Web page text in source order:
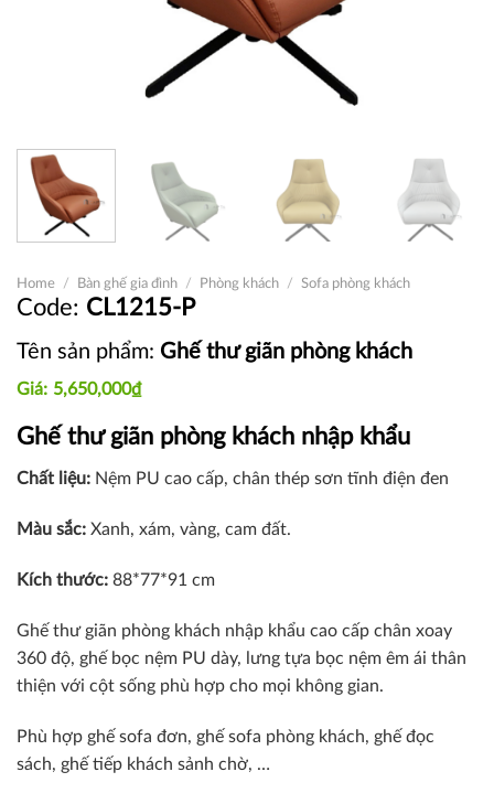
Home / Bàn ghế gia đình / Phòng khách / Sofa phòng khách
CL1215-P
Tên sản phẩm: Ghế thư giãn phòng khách
5,650,000₫
Ghế thư giãn phòng khách nhập khẩu
Chất liệu: Nệm PU cao cấp, chân thép sơn tĩnh điện đen
Màu sắc: Xanh, xám, vàng, cam đất.
Kích thước: 88*77*91 cm
Ghế thư giãn phòng khách nhập khẩu cao cấp chân xoay
360 độ, ghế bọc nệm PU dày, lưng tựa bọc nệm êm ái thân
thiện với cột sống phù hợp cho mọi không gian.
Phù hợp ghế sofa đơn, ghế sofa phòng khách, ghế đọc
sách, ghế tiếp khách sảnh chờ, …